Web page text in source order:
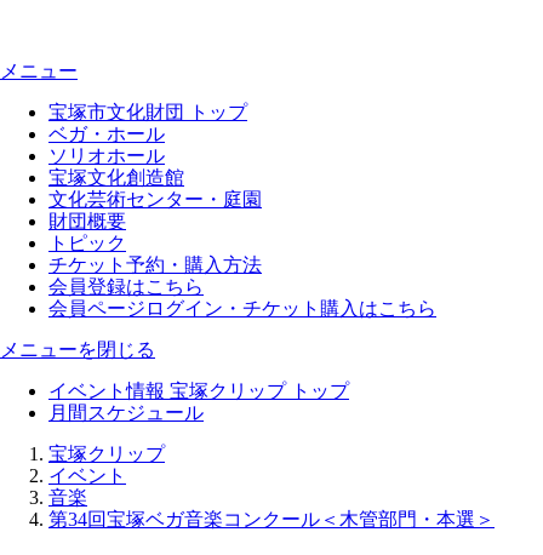
メニュー
宝塚市文化財団 トップ
ベガ・ホール
ソリオホール
宝塚文化創造館
文化芸術センター・庭園
財団概要
トピック
チケット予約・購入方法
会員登録はこちら
会員ページログイン・チケット購入はこちら
メニューを閉じる
イベント情報 宝塚クリップ トップ
月間スケジュール
宝塚クリップ
イベント
音楽
第34回宝塚ベガ音楽コンクール＜木管部門・本選＞